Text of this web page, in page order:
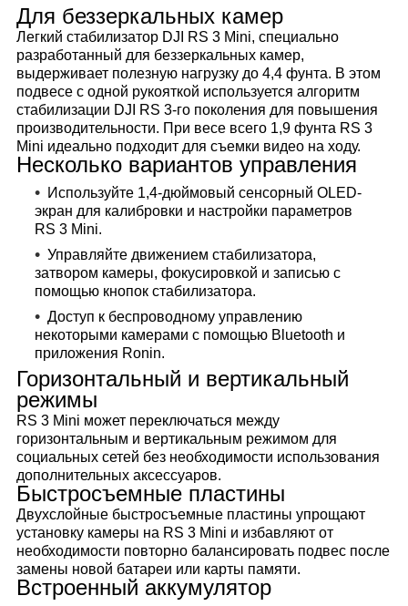
Для беззеркальных камер
Легкий стабилизатор DJI RS 3 Mini, специально
разработанный для беззеркальных камер,
выдерживает полезную нагрузку до 4,4 фунта. В этом
подвесе с одной рукояткой используется алгоритм
стабилизации DJI RS 3-го поколения для повышения
производительности. При весе всего 1,9 фунта RS 3
Mini идеально подходит для съемки видео на ходу.
Несколько вариантов управления
Используйте 1,4-дюймовый сенсорный OLED-
экран для калибровки и настройки параметров
RS 3 Mini.
Управляйте движением стабилизатора,
затвором камеры, фокусировкой и записью с
помощью кнопок стабилизатора.
Доступ к беспроводному управлению
некоторыми камерами с помощью Bluetooth и
приложения Ronin.
Горизонтальный и вертикальный
режимы
RS 3 Mini может переключаться между
горизонтальным и вертикальным режимом для
социальных сетей без необходимости использования
дополнительных аксессуаров.
Быстросъемные пластины
Двухслойные быстросъемные пластины упрощают
установку камеры на RS 3 Mini и избавляют от
необходимости повторно балансировать подвес после
замены новой батареи или карты памяти.
Встроенный аккумулятор